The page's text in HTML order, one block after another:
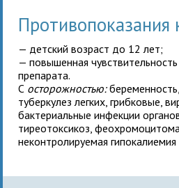
— детский возраст до 12 лет;
— повышенная
препарата.
С осторожностью:
туберкулез легких, грибковые,
бактериальные инфекции
тиреотоксикоз,
неконтролируемая гипокалиемия